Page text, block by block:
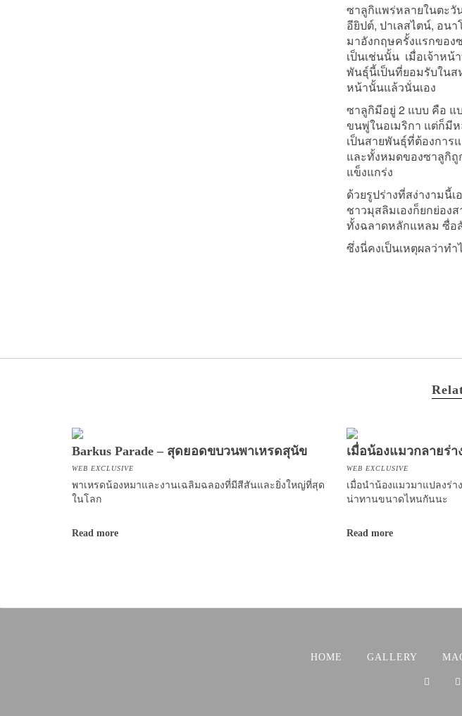
ซาลูกิแพร่หลายในตะวั
อียิปต์, ปาเลสไตน์, อน
มาอังกฤษครั้งแรกของ
เป็นเช่นนั้น เมื่อเจ้าห
พันธุ์นี้เป็นที่ยอมรับใน
หน้านั้นแล้วนั่นเอง
ซาลูกิมีอยู่ 2 แบบ คือ แ
ขนพู่ในอเมริกา แต่ก็มี
เป็นสายพันธุ์ที่ต้องการ
และทั้งหมดของซาลูกิ
แข็งแกร่ง
ด้วยรูปร่างที่สง่างามนี้
ชาวมุสลิมเองก็ยกย่อง
ทั้งฉลาดหลักแหลม ซื่อ
ซึ่งนี่คงเป็นเหตุผลว่าท
Barkus Parade – สุดยอดขบวนพาเหรดสุนัข
WEB EXCLUSIVE
พาเหรดน้องหมาและงานเฉลิมฉลองที่มีสีสันและยิ่งใหญ่ที่สุด
ในโลก
Read more
เมื่อน้องแมวกลายร่
WEB EXCLUSIVE
เมื่อนำน้องแมวมาแปลงร่
น่าทานขนาดไหนกันนะ
Read more
HOME GALLERY